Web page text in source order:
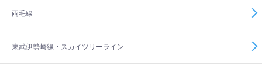
両毛線
東武伊勢崎線・スカイツリーライン